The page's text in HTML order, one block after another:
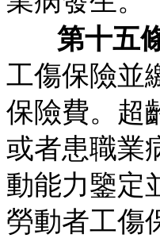
第十五
工傷保險並
保險費。超
或者患職業
動能力鑒定
勞動者工傷